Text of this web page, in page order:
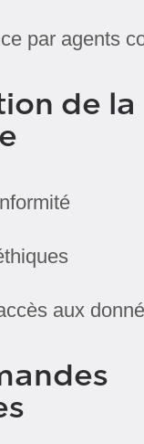
par agents
de la
aux